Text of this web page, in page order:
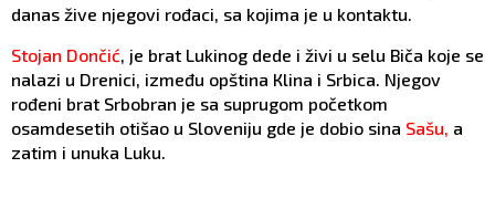
danas žive njegovi rođaci, sa kojima je u kontaktu.
Stojan Dončić, je brat Lukinog dede i živi u selu Biča koje se
nalazi u Drenici, između opština Кlina i Srbica. Njegov
rođeni brat Srbobran je sa suprugom početkom
osamdesetih otišao u Sloveniju gde je dobio sina Sašu, a
zatim i unuka Luku.